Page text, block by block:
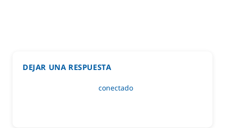
DEJAR UNA RESPUESTA
conectado